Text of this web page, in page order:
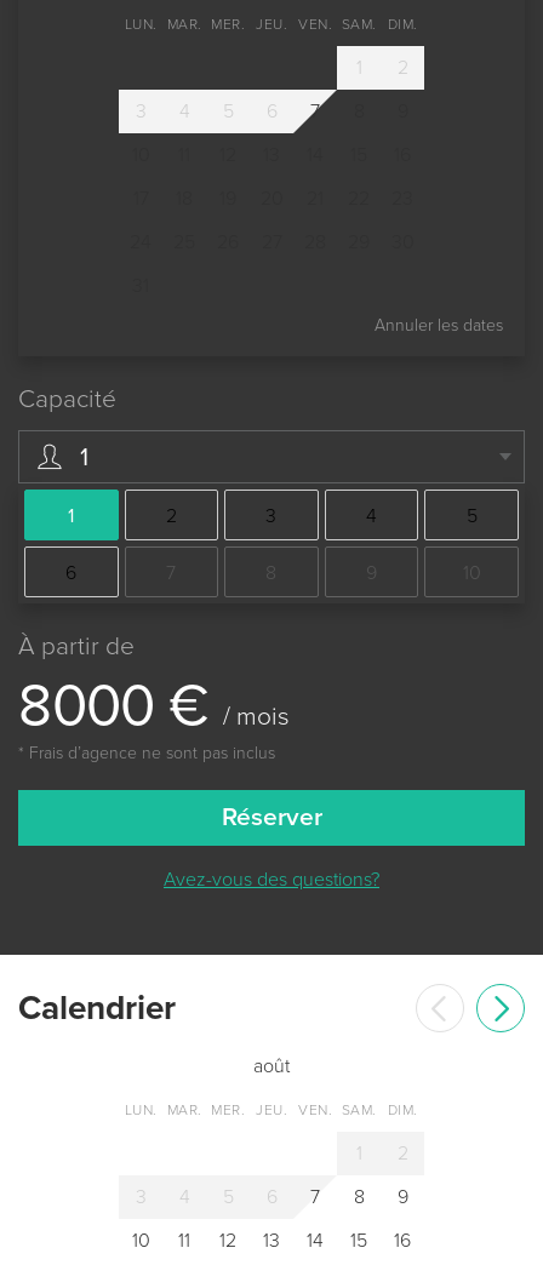
LUN. MAR. MER. JEU. VEN. SAM. DIM.
1
2
3
4 5 6 7
Annuler les dates
Capacité
1
1 2 3 4 5
6 7 8 9 10
À partir de
8000 € / mois
* Frais dʼagence ne sont pas inclus
Réserver
Avez-vous des questions?
Сalendrier
août
LUN. MAR. MER. JEU. VEN. SAM. DIM.
1
2
3
4 5 6 7 8
9
10
11 12 13 14 15 16